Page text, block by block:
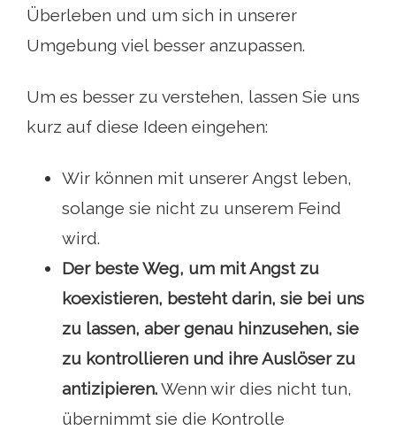
Überleben und um sich in unserer
Umgebung viel besser anzupassen.
Um es besser zu verstehen, lassen Sie uns
kurz auf diese Ideen eingehen:
Wir können mit unserer Angst leben,
solange sie nicht zu unserem Feind
wird.
Der beste Weg, um mit Angst zu
koexistieren, besteht darin, sie bei uns
zu lassen, aber genau hinzusehen, sie
zu kontrollieren und ihre Auslöser zu
antizipieren.Wenn wir dies nicht tun,
übernimmt sie die Kontrolle